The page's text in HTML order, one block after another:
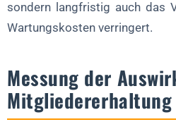
sondern langfristig auch das
Wartungskosten verringert.
Messung der
Mitgliedererhaltung